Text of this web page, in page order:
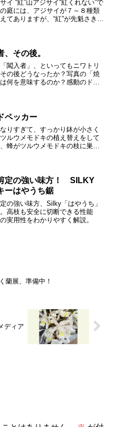
イ “紅”山アジサイ“紅くれない”で
庭には、アジサイが７～８種類
てありますが、“紅”が先魁さきが
です...
、その後。
闖入者」、といってもニワトリ
の後どうなったか？写真の「焼
何を意味するのか？感動のドキ
ペッカー
りすぎて、すっかり鉢が小さく
ルウメモドキの植え替えをして
蜂がツルウメモドキの枝に巣作
トントン……と大きな...
定の強い味方！ SILKY
ーはやうち鋸
の強い味方、Silky「はやうち」
高枝も安全に切断できる性能
実用性をわかりやすく解説。
蘭展、準備中！
ディア